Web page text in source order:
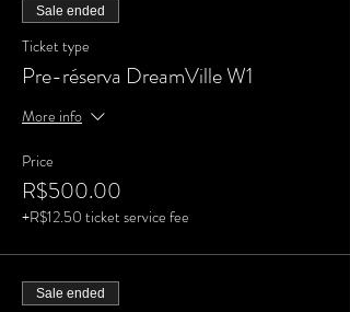
Sale ended
Ticket type
Pre-réserva DreamVille W1
More info
Price
R$500.00
+R$12.50 ticket service fee
Sale ended